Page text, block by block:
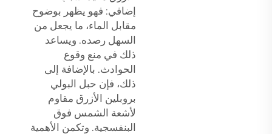
إضافي: فهو يظهر بوضوح
مقابل الماء، ما يجعل من
السهل رصده. ويساعد
ذلك في منع وقوع
الحوادث. بالإضافة إلى
ذلك، فإن حبل البولي
بروبلين الأزرق مقاوم
لأشعة الشمس فوق
البنفسجية. وتكمن الأهمية